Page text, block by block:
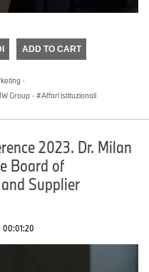
ADD TO CART
·
Group · Affari istituzionali
2023. Dr. Milan
Board of
Supplier
00:01:20